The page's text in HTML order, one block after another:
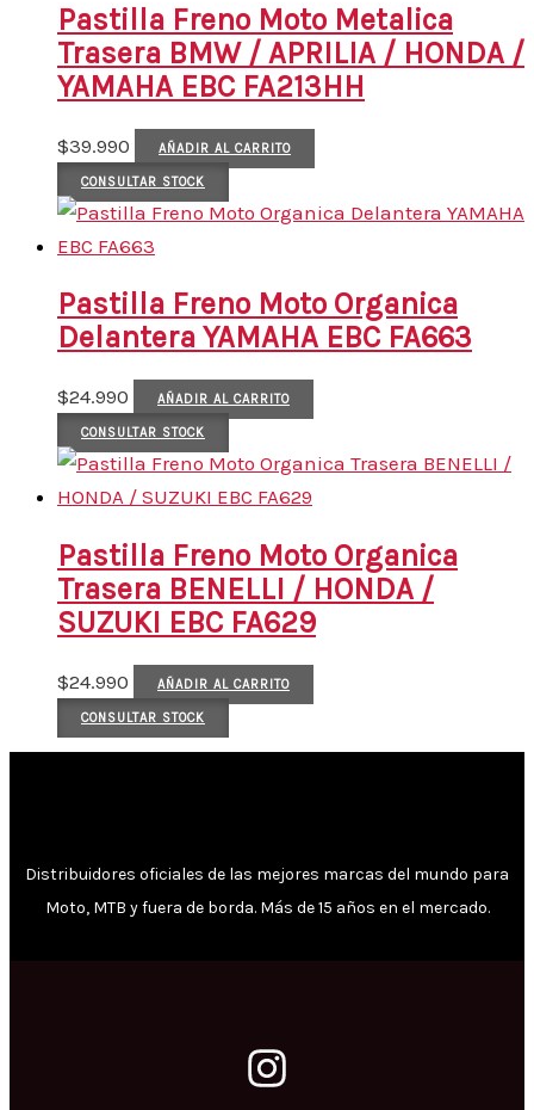
Pastilla Freno Moto Metalica
Trasera BMW / APRILIA / HONDA /
YAMAHA EBC FA213HH
$39.990 AÑADIR AL CARRITO
CONSULTAR STOCK
Pastilla Freno Moto Organica
Delantera YAMAHA EBC FA663
$24.990 AÑADIR AL CARRITO
CONSULTAR STOCK
Pastilla Freno Moto Organica
Trasera BENELLI / HONDA /
SUZUKI EBC FA629
$24.990 AÑADIR AL CARRITO
CONSULTAR STOCK
Distribuidores oficiales de las mejores marcas del mundo para
Moto, MTB y fuera de borda. Más de 15 años en el mercado.